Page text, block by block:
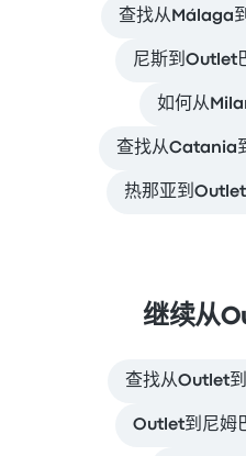
查找从Málaga
尼斯到Outlet
如何从
查找从Catania
热那亚到
继续从
查找从Outlet
Outlet到尼姆